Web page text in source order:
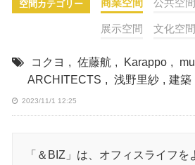
空間カテゴリー 商業空間 公共空間
展示空間 文化空間
コクヨ , 佐藤航 , Karappo ,
ARCHITECTS , 浅野里紗 , 建築
2023/11/1 12:25
「＆BIZ」は、オフィスライフを